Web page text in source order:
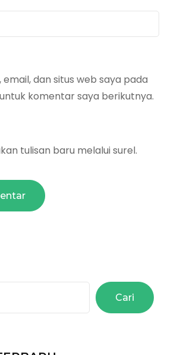
dan situs web saya pada
komentar saya berikutnya.
tulisan baru melalui surel.
Cari